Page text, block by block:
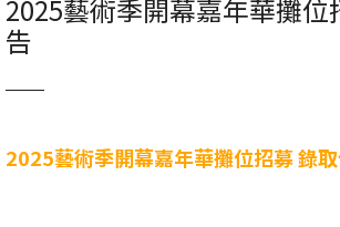
2025藝術季開幕嘉年華攤位
告
2025藝術季開幕嘉年華攤位招募 錄